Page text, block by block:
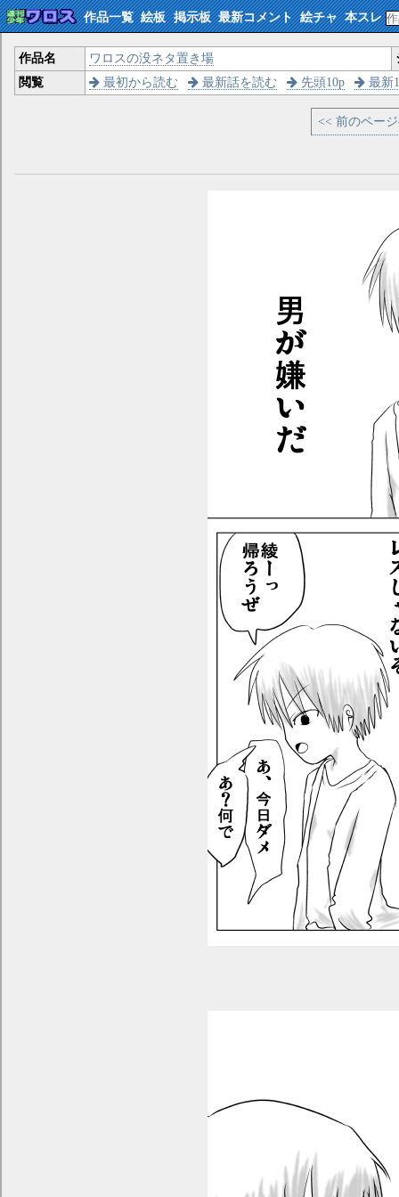
作品一覧 絵板 掲示板 最新コメント 絵チャ 本スレ
作品名 ワロスの没ネタ置き場
閲覧
最初から読む 最新話を読む 先頭10p 最新
<< 前のペー